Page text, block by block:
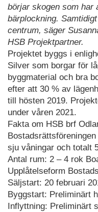
börjar skogen som har
bärplockning.
centrum, säger
HSB Projektpartner.
Projektet byggs i
Silver som borgar för
byggmaterial och bra
efter att 30 % av
till hösten 2019.
under våren 2021.
Fakta om HSB brf
sju våningar och totalt
Antal rum: 2 – 4 rok
Upplåtelseform
Säljstart: 20 februari
Byggstart: Preliminärt
Inflyttning: Preliminärt